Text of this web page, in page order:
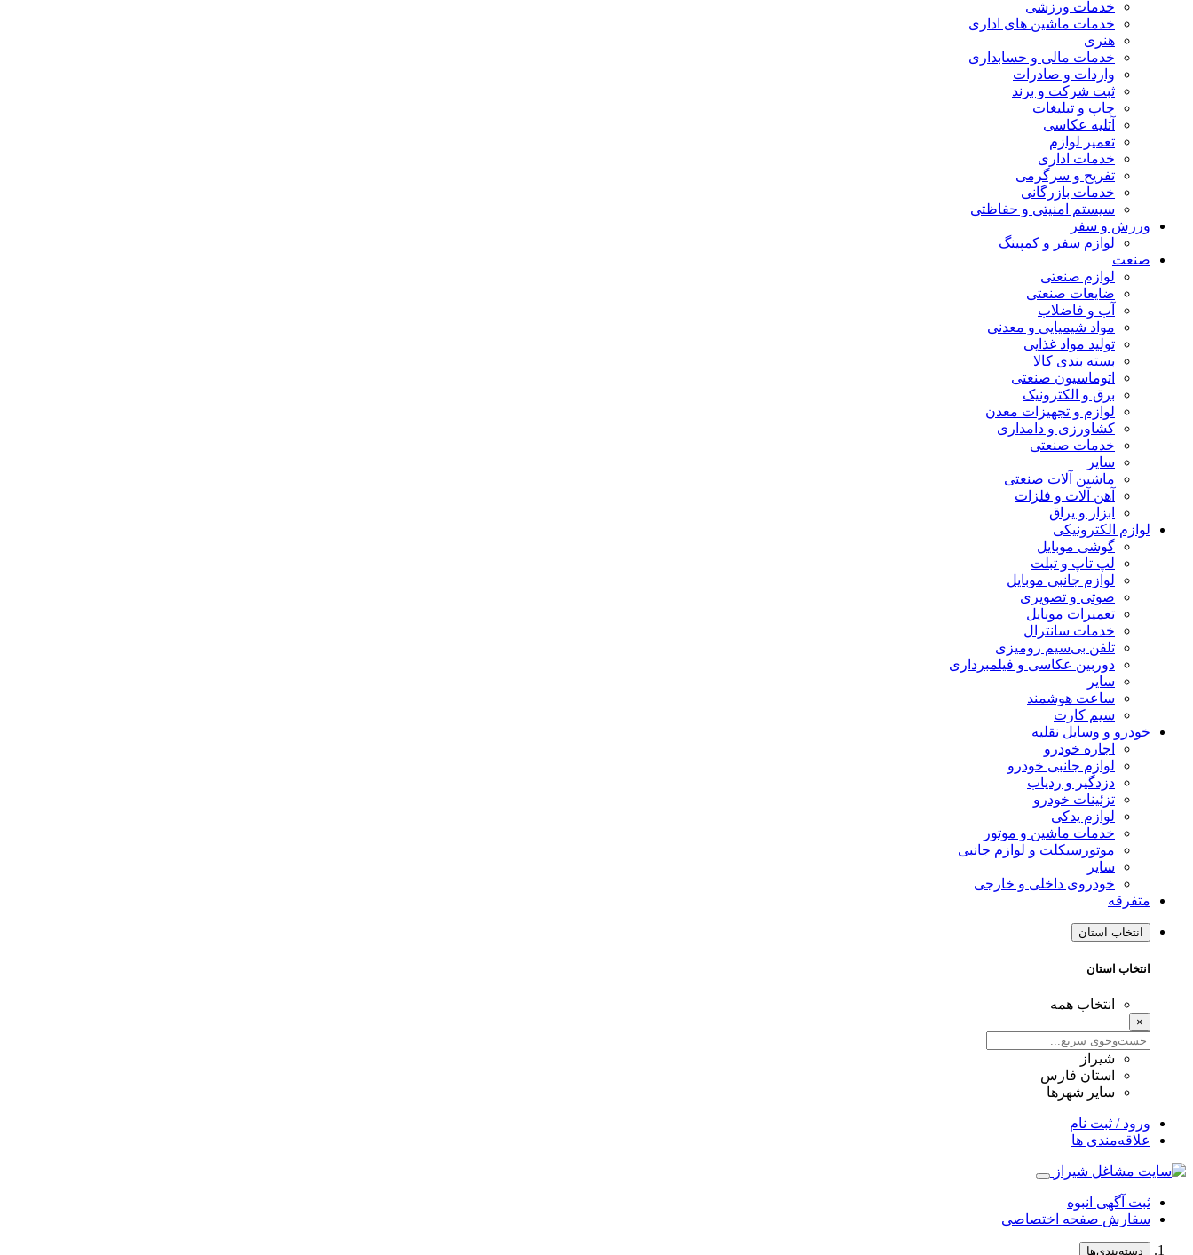
خدمات ورزشی
خدمات ماشین های اداری
هنری
خدمات مالی و حسابداری
واردات و صادرات
ثبت شرکت و برند
چاپ و تبلیغات
آتلیه عکاسی
تعمیر لوازم
خدمات اداری
تفریح و سرگرمی
خدمات بازرگانی
سیستم امنیتی و حفاظتی
ورزش و سفر
لوازم سفر و کمپینگ
صنعت
لوازم صنعتی
ضایعات صنعتی
آب و فاضلاب
مواد شیمیایی و معدنی
تولید مواد غذایی
بسته بندی کالا
اتوماسیون صنعتی
برق و الکترونیک
لوازم و تجهیزات معدن
کشاورزی و دامداری
خدمات صنعتی
سایر
ماشین آلات صنعتی
آهن آلات و فلزات
ابزار و یراق
لوازم الکترونیکی
گوشی موبایل
لپ تاپ و تبلت
لوازم جانبی موبایل
صوتی و تصویری
تعمیرات موبایل
خدمات سانترال
تلفن بی‌سیم رومیزی
دوربین عکاسی و فیلمبرداری
سایر
ساعت هوشمند
سیم کارت
خودرو و وسایل نقلیه
اجاره خودرو
لوازم جانبی خودرو
دزدگیر و ردیاب
تزئینات خودرو
لوازم یدکی
خدمات ماشین و موتور
موتورسیکلت و لوازم جانبی
سایر
خودروی داخلی و خارجی
متفرقه
انتخاب استان
انتخاب استان
انتخاب همه
×
شیراز
استان فارس
سایر شهرها
ورود / ثبت نام
علاقه‌مندی ها
ثبت آگهی انبوه
سفارش صفحه اختصاصی
دسته‌بندی‌ها